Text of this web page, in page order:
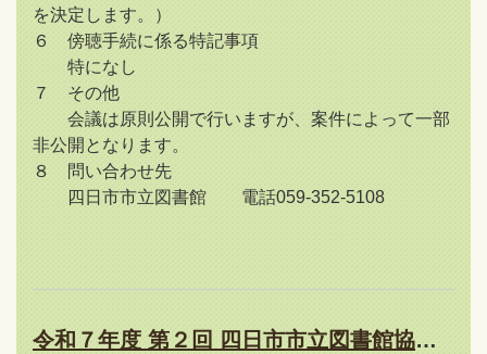
を決定します。）
６ 傍聴手続に係る特記事項
特になし
７ その他
会議は原則公開で行いますが、案件によって一部
非公開となります。
８ 問い合わせ先
四日市市立図書館 電話059-352-5108
令和７年度 第２回 四日市市立図書館協議会について（報告）